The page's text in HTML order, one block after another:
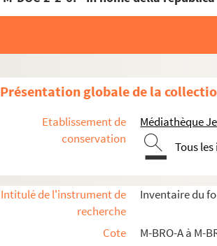
Présentation globale de la
Etablissement de
conservation
Médiathèque
Tous
Intitulé de l'instrument de
recherche
Inventaire du
Cote
M-BRO-A à M-
M-BRO. Brochures du fonds Mahieu
M-DOC. Documents du fonds Mahieu
M-DOC-2. Ancien régime et République
M-DOC-2-1. Journaux locaux
M-DOC-2-2. Journaux ancien régime,